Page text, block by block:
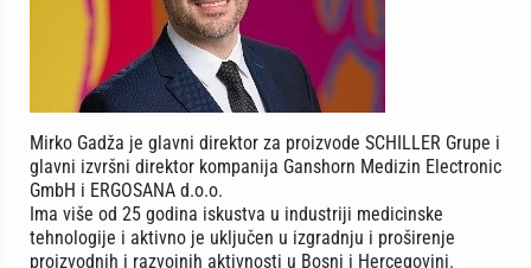
Mirko Gadža je glavni direktor za proizvode SCHILLER Grupe i
glavni izvršni direktor kompanija Ganshorn Medizin Electronic
GmbH i ERGOSANA d.o.o.
Ima više od 25 godina iskustva u industriji medicinske
tehnologije i aktivno je uključen u izgradnju i proširenje
proizvodnih i razvojnih aktivnosti u Bosni i Hercegovini.